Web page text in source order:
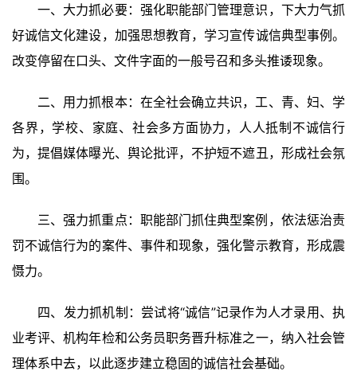
欣
赏
夜
话
美
库
寫
錯
用
一、大力抓必要：强化职能部门管理意识，下大力气抓
好诚信文化建设，加强思想教育，学习宣传诚信典型事例。
改变停留在口头、文件字面的一般号召和多头推诿现象。
二、用力抓根本：在全社会确立共识，工、青、妇、学
各界，学校、家庭、社会多方面协力，人人抵制不诚信行
为，提倡媒体曝光、舆论批评，不护短不遮丑，形成社会氛
围。
三、强力抓重点：职能部门抓住典型案例，依法惩治责
罚不诚信行为的案件、事件和现象，强化警示教育，形成震
慑力。
四、发力抓机制：尝试将“诚信”记录作为人才录用、执
业考评、机构年检和公务员职务晋升标准之一，纳入社会管
理体系中去，以此逐步建立稳固的诚信社会基础。